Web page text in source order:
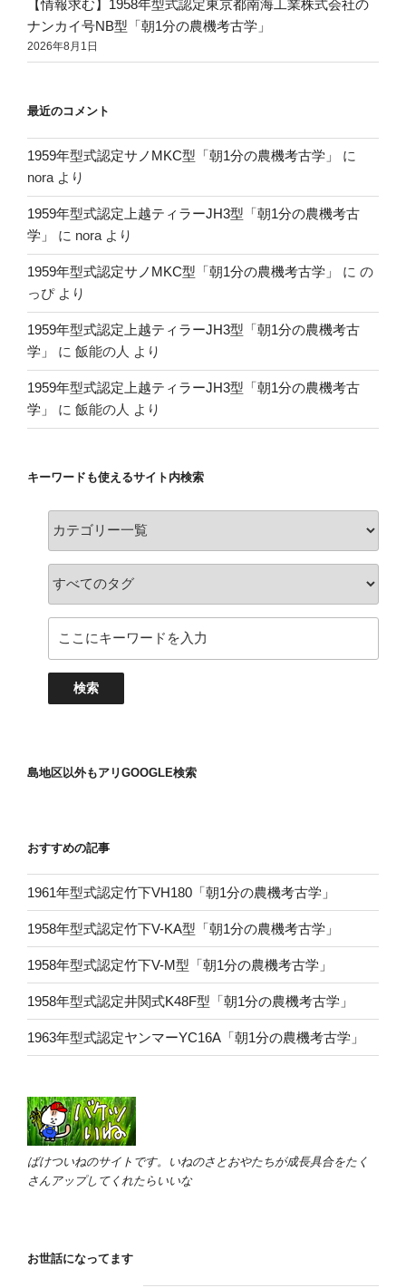
【情報求む】1958年型式認定東京都南海工業株式会社の
ナンカイ号NB型「朝1分の農機考古学」
2026年8月1日
最近のコメント
1959年型式認定サノMKC型「朝1分の農機考古学」
に
nora より
1959年型式認定上越ティラーJH3型「朝1分の農機考古
学」
に nora より
1959年型式認定サノMKC型「朝1分の農機考古学」 に の
っぴより
1959年型式認定上越ティラーJH3型「朝1分の農機考古
学」
に 飯能の人 より
1959年型式認定上越ティラーJH3型「朝1分の農機考古
学」
に 飯能の人 より
キーワードも使えるサイト内検索
島地区以外もアリGOOGLE検索
おすすめの記事
1961年型式認定竹下VH180「朝1分の農機考古学」
1958年型式認定竹下V-KA型「朝1分の農機考古学」
1958年型式認定竹下V-M型「朝1分の農機考古学」
1958年型式認定井関式K48F型「朝1分の農機考古学」
1963年型式認定ヤンマーYC16A「朝1分の農機考古学」
ばけついねのサイトです。いねのさとおやたちが成長具合をたく
さんアップしてくれたらいいな
お世話になってます